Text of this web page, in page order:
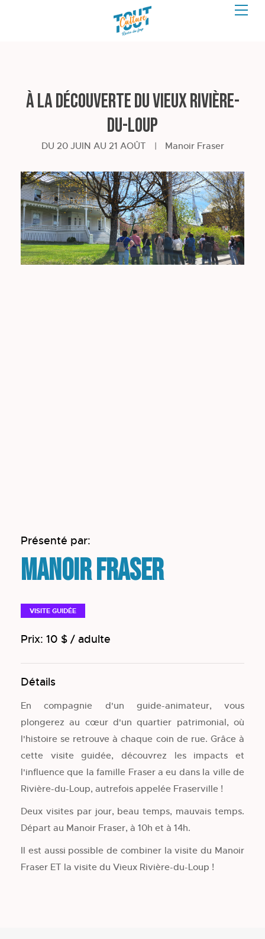
À la découverte du Vieux Rivière-
du-Loup
DU 20 JUIN AU 21 AOÛT | Manoir Fraser
Présenté par:
Manoir Fraser
VISITE GUIDÉE
Prix: 10 $ / adulte
Détails
En compagnie d'un guide-animateur, vous
plongerez au cœur d'un quartier patrimonial, où
l'histoire se retrouve à chaque coin de rue. Grâce à
cette visite guidée, découvrez les impacts et
l'influence que la famille Fraser a eu dans la ville de
Rivière-du-Loup, autrefois appelée Fraserville !
Deux visites par jour, beau temps, mauvais temps.
Départ au Manoir Fraser, à 10h et à 14h.
Il est aussi possible de combiner la visite du Manoir
Fraser ET la visite du Vieux Rivière-du-Loup !